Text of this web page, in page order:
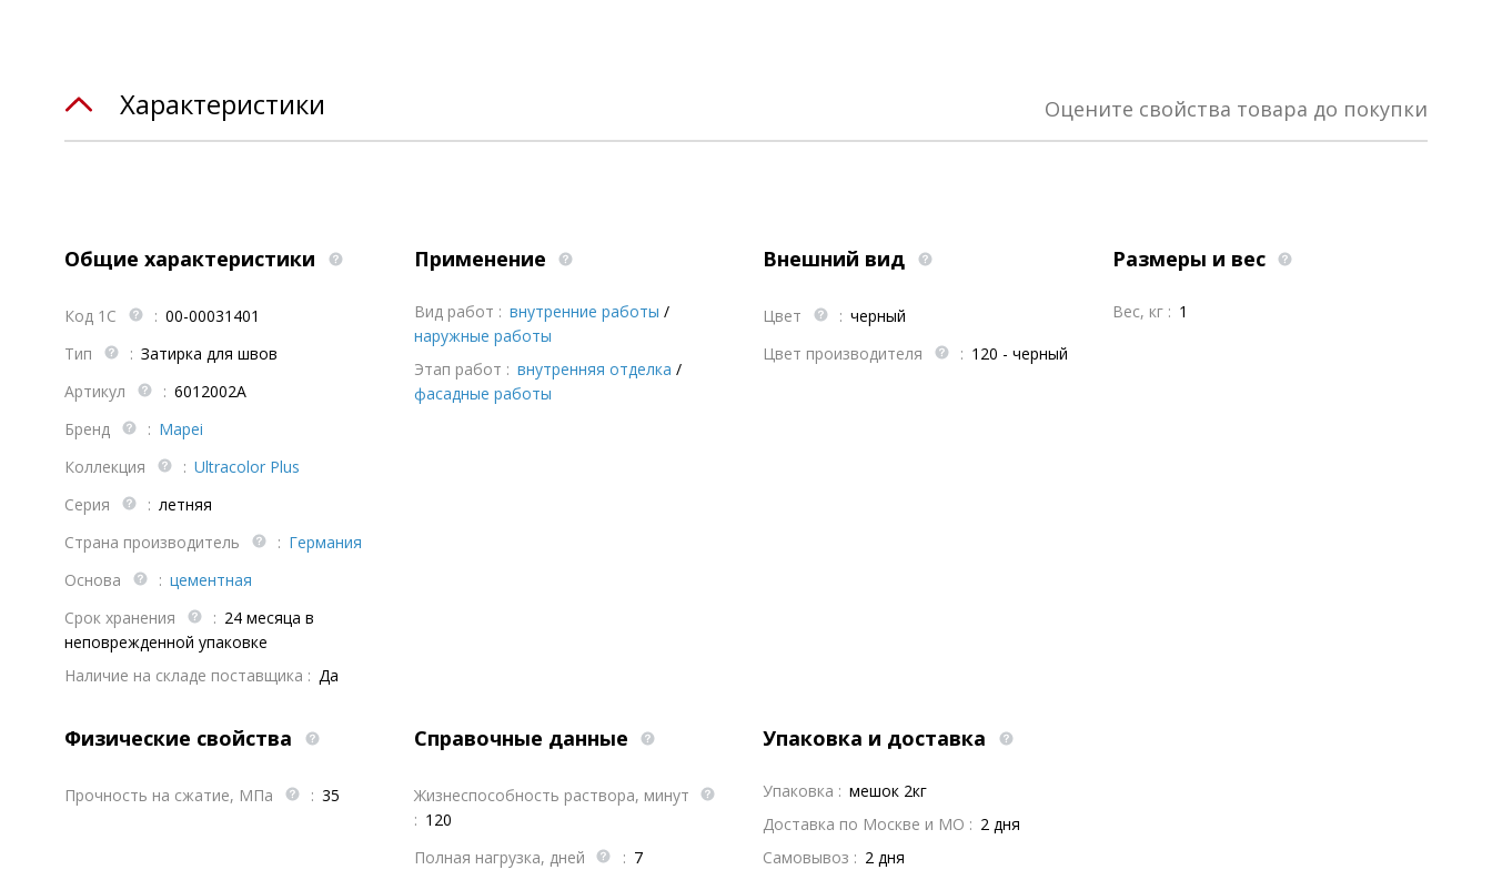
Оцените свойства товара до покупки
Характеристики
Общие характеристики
Код 1С : 00-00031401
Тип
: Затирка для швов
Артикул
: 6012002A
Бренд
: Mapei
Коллекция
: Ultracolor Plus
Серия
: летняя
Страна производитель
: Германия
Основа
: цементная
Срок хранения
: 24 месяца в
неповрежденной упаковке
Наличие на складе поставщика : Да
Применение
Вид работ : внутренние работы /
наружные работы
Этап работ : внутренняя отделка /
фасадные работы
Внешний вид
Цвет : черный
Цвет производителя
: 120 - черный
Размеры и вес
Вес, кг : 1
Физические свойства
Прочность на сжатие, МПа : 35
Справочные данные
Жизнеспособность раствора, минут
: 120
Полная нагрузка, дней
: 7
Упаковка и доставка
Упаковка : мешок 2кг
Доставка по Москве и МО : 2 дня
Самовывоз : 2 дня